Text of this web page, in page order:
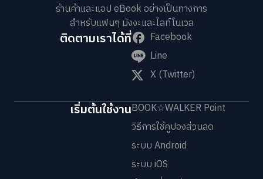
ร้านค้าและแอป eBook อย่างเป็นทางการ
สำหรับแฟนๆ มังงะและไลท์โนเวล
ติดตามเราได้ที่
Facebook
Line
X (Twitter)
เริ่มต้นใช้งานBOOK☆WALKER Point
วิธีการใช้คูปองส่วนลด
ระบบ Android
ระบบ iOS